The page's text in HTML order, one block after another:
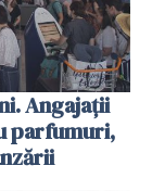
Angajații
parfumuri,